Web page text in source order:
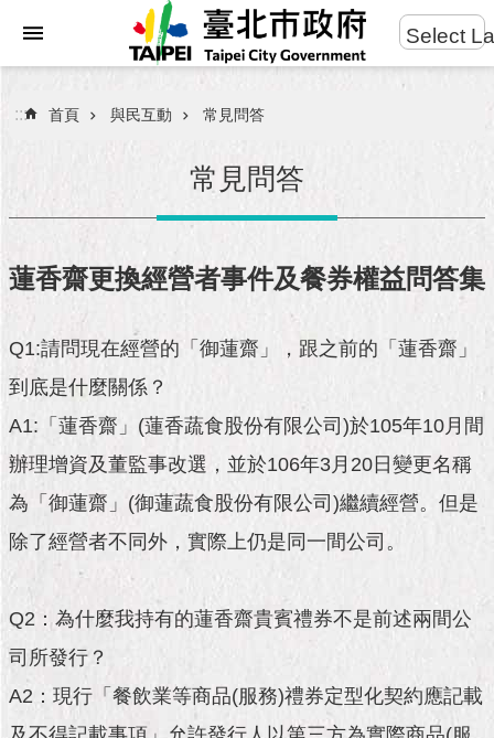
進
搜
民
服
市
府
團
隊
市
公
施
政
願
景
Select
::: 首頁 與民互動 常見問答
常見問答
蓮香齋更換經營者事件及餐券權益問答集
Q1:請問現在經營的「御蓮齋」，跟之前的「蓮香齋」
到底是什麼關係？
A1:「蓮香齋」(蓮香蔬食股份有限公司)於105年10月間
辦理增資及董監事改選，並於106年3月20日變更名稱
為「御蓮齋」(御蓮蔬食股份有限公司)繼續經營。但是
除了經營者不同外，實際上仍是同一間公司。
Q2：為什麼我持有的蓮香齋貴賓禮券不是前述兩間公
司所發行？
A2：現行「餐飲業等商品(服務)禮券定型化契約應記載